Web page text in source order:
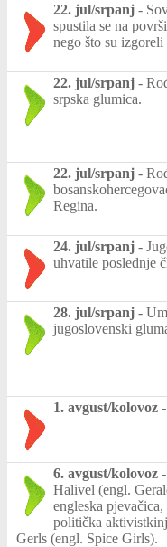
22. jul/srpanj -
spustila se na
nego što su
22. jul/srpanj -
srpska glumica.
22. jul/srpanj -
Regina.
24. jul/srpanj -
uhvatile poslednje
28. jul/srpanj -
jugoslovenski
1. avgust/kolovoz -
6. avgust/kolovoz -
Halivel (engl.
engleska
politička
Gerls (engl. Spice Girls).